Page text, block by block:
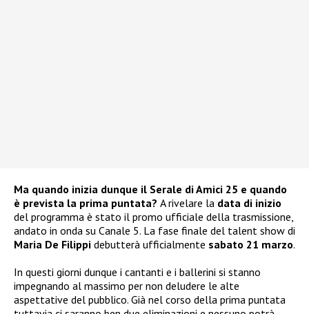
Ma quando inizia dunque il Serale di Amici 25 e quando
è prevista la prima puntata? A rivelare la data di inizio
del programma è stato il promo ufficiale della trasmissione,
andato in onda su Canale 5. La fase finale del talent show di
Maria De Filippi debutterà ufficialmente sabato 21 marzo.
In questi giorni dunque i cantanti e i ballerini si stanno
impegnando al massimo per non deludere le alte
aspettative del pubblico. Già nel corso della prima puntata